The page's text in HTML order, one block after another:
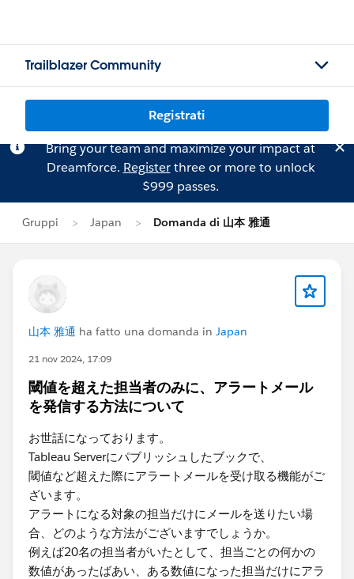
Trailblazer Community
Registrati
Bring your team and maximize your impact at
Dreamforce. Registerthree or more to unlock
$999 passes.
Gruppi Japan Domanda di 山本 雅通
山本 雅通 ha fatto una domanda in Japan
21 nov 2024, 17:09
閾値を超えた担当者のみに、アラートメール
を発信する方法について
お世話になっております。
Tableau Serverにパブリッシュしたブックで、
閾値など超えた際にアラートメールを受け取る機能がご
ざいます。
アラートになる対象の担当だけにメールを送りたい場
合、どのような方法がございますでしょうか。
例えば20名の担当者がいたとして、担当ごとの何かの
数値があったばあい、ある数値になった担当だけにアラ